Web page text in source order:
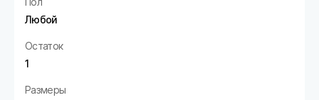
Любой
Остаток
1
Размеры